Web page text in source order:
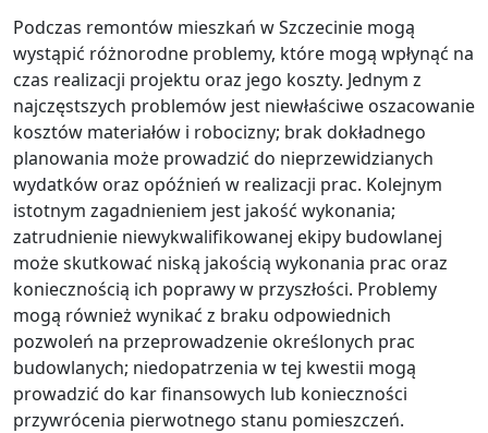
Podczas remontów mieszkań w Szczecinie mogą
wystąpić różnorodne problemy, które mogą wpłynąć na
czas realizacji projektu oraz jego koszty. Jednym z
najczęstszych problemów jest niewłaściwe oszacowanie
kosztów materiałów i robocizny; brak dokładnego
planowania może prowadzić do nieprzewidzianych
wydatków oraz opóźnień w realizacji prac. Kolejnym
istotnym zagadnieniem jest jakość wykonania;
zatrudnienie niewykwalifikowanej ekipy budowlanej
może skutkować niską jakością wykonania prac oraz
koniecznością ich poprawy w przyszłości. Problemy
mogą również wynikać z braku odpowiednich
pozwoleń na przeprowadzenie określonych prac
budowlanych; niedopatrzenia w tej kwestii mogą
prowadzić do kar finansowych lub konieczności
przywrócenia pierwotnego stanu pomieszczeń.